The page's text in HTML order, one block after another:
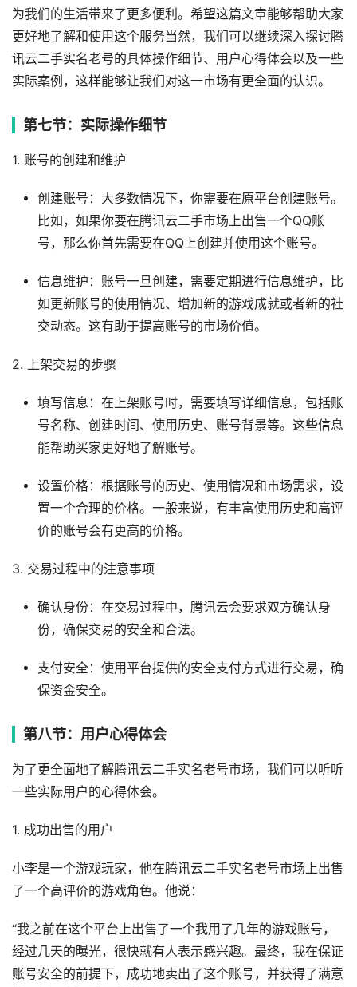
为我们的生活带来了更多便利。希望这篇文章能够帮助大家
更好地了解和使用这个服务当然，我们可以继续深入探讨腾
讯云二手实名老号的具体操作细节、用户心得体会以及一些
实际案例，这样能够让我们对这一市场有更全面的认识。
第七节：实际操作细节
1. 账号的创建和维护
创建账号：大多数情况下，你需要在原平台创建账号。
比如，如果你要在腾讯云二手市场上出售一个QQ账
号，那么你首先需要在QQ上创建并使用这个账号。
信息维护：账号一旦创建，需要定期进行信息维护，比
如更新账号的使用情况、增加新的游戏成就或者新的社
交动态。这有助于提高账号的市场价值。
2. 上架交易的步骤
填写信息：在上架账号时，需要填写详细信息，包括账
号名称、创建时间、使用历史、账号背景等。这些信息
能帮助买家更好地了解账号。
设置价格：根据账号的历史、使用情况和市场需求，设
置一个合理的价格。一般来说，有丰富使用历史和高评
价的账号会有更高的价格。
3. 交易过程中的注意事项
确认身份：在交易过程中，腾讯云会要求双方确认身
份，确保交易的安全和合法。
支付安全：使用平台提供的安全支付方式进行交易，确
保资金安全。
第八节：用户心得体会
为了更全面地了解腾讯云二手实名老号市场，我们可以听听
一些实际用户的心得体会。
1. 成功出售的用户
小李是一个游戏玩家，他在腾讯云二手实名老号市场上出售
了一个高评价的游戏角色。他说：
“我之前在这个平台上出售了一个我用了几年的游戏账号，
经过几天的曝光，很快就有人表示感兴趣。最终，我在保证
账号安全的前提下，成功地卖出了这个账号，并获得了满意